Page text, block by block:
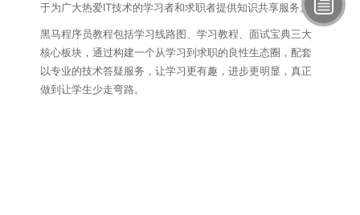
于为广大热爱IT技术的学习者和求职者提供知识共享服务。
黑马程序员教程包括学习线路图、学习教程、面试宝典三大
核心板块，通过构建一个从学习到求职的良性生态圈，配套
以专业的技术答疑服务，让学习更有趣，进步更明显，真正
做到让学生少走弯路。